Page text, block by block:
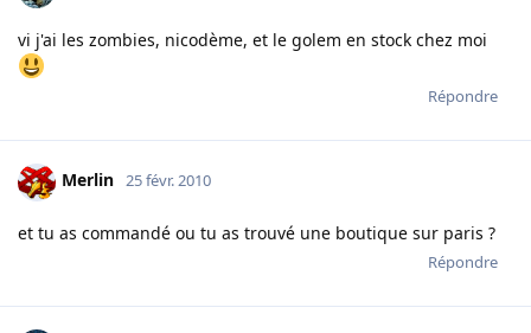
vi j'ai les zombies, nicodème, et le golem en stock chez moi
Répondre
Merlin 25 févr. 2010
et tu as commandé ou tu as trouvé une boutique sur paris ?
Répondre